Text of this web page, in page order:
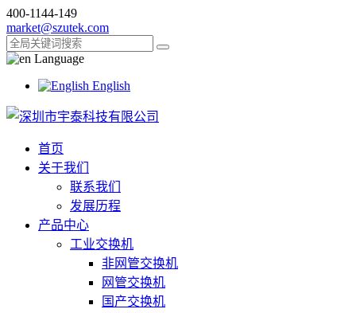
400-1144-149
market@szutek.com
Language
English
首页
关于我们
联系我们
发展历程
产品中心
工业交换机
非网管交换机
网管交换机
国产交换机